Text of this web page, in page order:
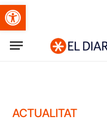
Obre la barra d'eines
ACTUALITAT